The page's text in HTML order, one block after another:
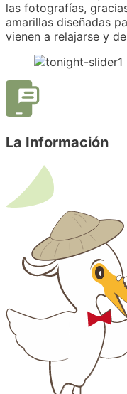
las fotografías,
amarillas diseñadas
vienen a relajarse y
La Información